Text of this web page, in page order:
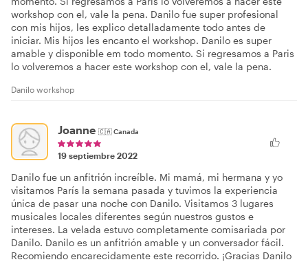
workshop con el, vale la pena. Danilo fue super profesional
con mis hijos, les explico detalladamente todo antes de
iniciar. Mis hijos les encanto el workshop. Danilo es super
amable y disponible em todo momento. Si regresamos a Paris
lo volveremos a hacer este workshop con el, vale la pena.
Danilo workshop
Joanne 🇨🇦Canada
19 septiembre 2022
Danilo fue un anfitrión increíble. Mi mamá, mi hermana y yo
visitamos París la semana pasada y tuvimos la experiencia
única de pasar una noche con Danilo. Visitamos 3 lugares
musicales locales diferentes según nuestros gustos e
intereses. La velada estuvo completamente comisariada por
Danilo. Danilo es un anfitrión amable y un conversador fácil.
Recomiendo encarecidamente este recorrido. ¡Gracias Danilo